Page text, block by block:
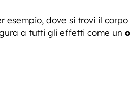
esempio, dove si trovi il
a tutti gli effetti come un